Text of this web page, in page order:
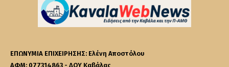
ΕΠΩΝΥΜΙΑ ΕΠΙΧΕΙΡΗΣΗΣ: Ελένη Αποστόλου
ΑΦΜ: 077314863 - ΔΟΥ Καβάλας